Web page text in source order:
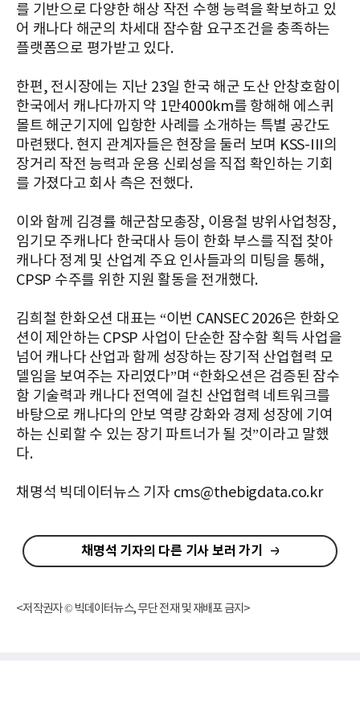
를 기반으로 다양한 해상 작전 수행 능력을 확보하고 있
어 캐나다 해군의 차세대 잠수함 요구조건을 충족하는
플랫폼으로 평가받고 있다.
한편, 전시장에는 지난 23일 한국 해군 도산 안창호함이
한국에서 캐나다까지 약 1만4000km를 항해해 에스퀴
몰트 해군기지에 입항한 사례를 소개하는 특별 공간도
마련됐다. 현지 관계자들은 현장을 둘러 보며 KSS-III의
장거리 작전 능력과 운용 신뢰성을 직접 확인하는 기회
를 가졌다고 회사 측은 전했다.
이와 함께 김경률 해군참모총장, 이용철 방위사업청장,
임기모 주캐나다 한국대사 등이 한화 부스를 직접 찾아
캐나다 정계 및 산업계 주요 인사들과의 미팅을 통해,
CPSP 수주를 위한 지원 활동을 전개했다.
김희철 한화오션 대표는 “이번 CANSEC 2026은 한화오
션이 제안하는 CPSP 사업이 단순한 잠수함 획득 사업을
넘어 캐나다 산업과 함께 성장하는 장기적 산업협력 모
델임을 보여주는 자리였다”며 “한화오션은 검증된 잠수
함 기술력과 캐나다 전역에 걸친 산업협력 네트워크를
바탕으로 캐나다의 안보 역량 강화와 경제 성장에 기여
하는 신뢰할 수 있는 장기 파트너가 될 것”이라고 말했
다.
채명석 빅데이터뉴스 기자 cms@thebigdata.co.kr
채명석 기자의 다른 기사 보러 가기
<저작권자 © 빅데이터뉴스, 무단 전재 및 재배포 금지>